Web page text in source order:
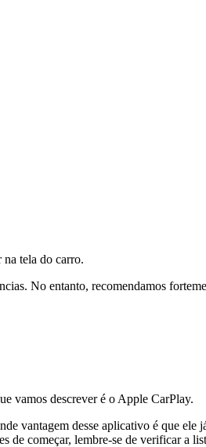
tela do carro.
No entanto, recomendamos
vamos descrever é o Apple CarPlay.
vantagem desse aplicativo é que ele
de começar, lembre-se de verificar a